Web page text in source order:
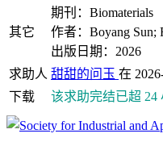
其它
期刊：Biomaterials
作者：Boyang Sun;
出版日期：2026
求助人 甜甜的问玉 在
下载
该求助完结已超